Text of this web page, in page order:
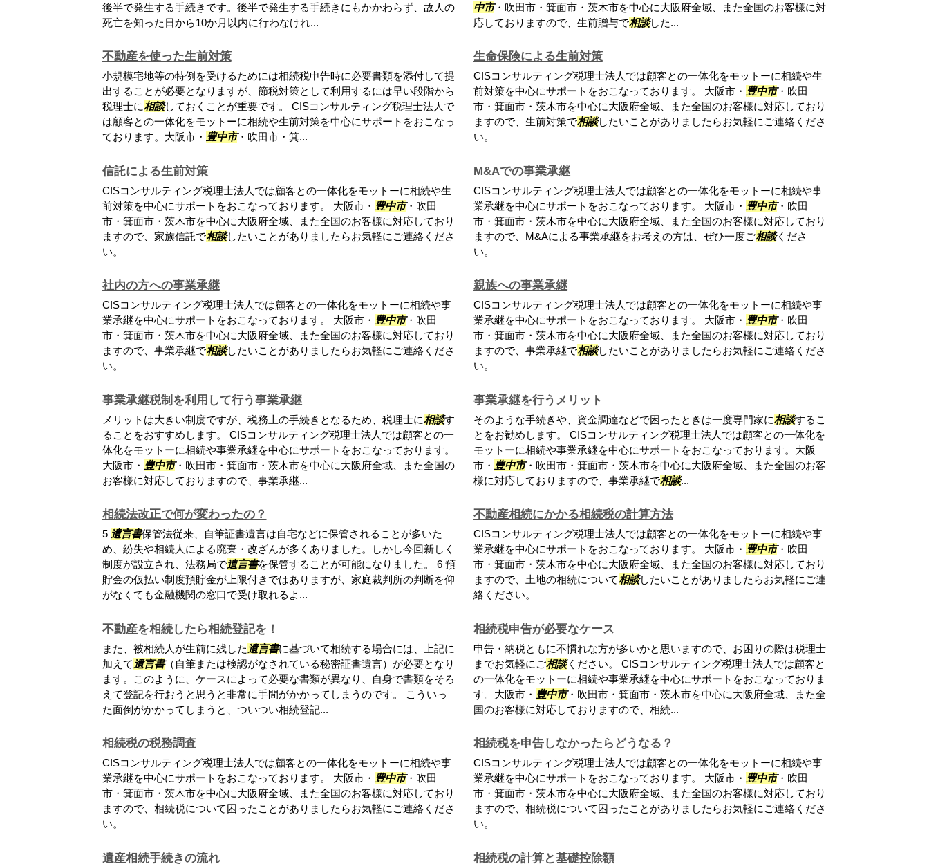
後半で発生する手続きです。後半で発生する手続きにもかかわらず、故人の
死亡を知った日から10か月以内に行わなけれ...
中市・吹田市・箕面市・茨木市を中心に大阪府全域、また全国のお客様に対
応しておりますので、生前贈与で相談した...
不動産を使った生前対策
小規模宅地等の特例を受けるためには相続税申告時に必要書類を添付して提
出することが必要となりますが、節税対策として利用するには早い段階から
税理士に相談しておくことが重要です。 CISコンサルティング税理士法人で
は顧客との一体化をモットーに相続や生前対策を中心にサポートをおこなっ
ております。大阪市・ 豊中市・吹田市・箕...
生命保険による生前対策
CISコンサルティング税理士法人では顧客との一体化をモットーに相続や生
前対策を中心にサポートをおこなっております。 大阪市・ 豊中市・吹田
市・箕面市・茨木市を中心に大阪府全域、また全国のお客様に対応しており
ますので、生前対策で相談したいことがありましたらお気軽にご連絡くださ
い。
信託による生前対策
CISコンサルティング税理士法人では顧客との一体化をモットーに相続や生
前対策を中心にサポートをおこなっております。 大阪市・ 豊中市・吹田
市・箕面市・茨木市を中心に大阪府全域、また全国のお客様に対応しており
ますので、家族信託で相談したいことがありましたらお気軽にご連絡くださ
い。
M&Aでの事業承継
CISコンサルティング税理士法人では顧客との一体化をモットーに相続や事
業承継を中心にサポートをおこなっております。 大阪市・ 豊中市・吹田
市・箕面市・茨木市を中心に大阪府全域、また全国のお客様に対応しており
ますので、M&Aによる事業承継をお考えの方は、ぜひ一度ご相談くださ
い。
社内の方への事業承継
CISコンサルティング税理士法人では顧客との一体化をモットーに相続や事
業承継を中心にサポートをおこなっております。 大阪市・ 豊中市・吹田
市・箕面市・茨木市を中心に大阪府全域、また全国のお客様に対応しており
ますので、事業承継で相談したいことがありましたらお気軽にご連絡くださ
い。
親族への事業承継
CISコンサルティング税理士法人では顧客との一体化をモットーに相続や事
業承継を中心にサポートをおこなっております。 大阪市・ 豊中市・吹田
市・箕面市・茨木市を中心に大阪府全域、また全国のお客様に対応しており
ますので、事業承継で相談したいことがありましたらお気軽にご連絡くださ
い。
事業承継税制を利用して行う事業承継
メリットは大きい制度ですが、税務上の手続きとなるため、税理士に相談す
ることをおすすめします。 CISコンサルティング税理士法人では顧客との一
体化をモットーに相続や事業承継を中心にサポートをおこなっております。
大阪市・ 豊中市・吹田市・箕面市・茨木市を中心に大阪府全域、また全国の
お客様に対応しておりますので、事業承継...
事業承継を行うメリット
そのような手続きや、資金調達などで困ったときは一度専門家に相談するこ
とをお勧めします。 CISコンサルティング税理士法人では顧客との一体化を
モットーに相続や事業承継を中心にサポートをおこなっております。大阪
市・ 豊中市・吹田市・箕面市・茨木市を中心に大阪府全域、また全国のお客
様に対応しておりますので、事業承継で相談...
相続法改正で何が変わったの？
5 遺言書保管法従来、自筆証書遺言は自宅などに保管されることが多いた
め、紛失や相続人による廃棄・改ざんが多くありました。しかし今回新しく
制度が設立され、法務局で遺言書を保管することが可能になりました。 6 預
貯金の仮払い制度預貯金が上限付きではありますが、家庭裁判所の判断を仰
がなくても金融機関の窓口で受け取れるよ...
不動産相続にかかる相続税の計算方法
CISコンサルティング税理士法人では顧客との一体化をモットーに相続や事
業承継を中心にサポートをおこなっております。 大阪市・ 豊中市・吹田
市・箕面市・茨木市を中心に大阪府全域、また全国のお客様に対応しており
ますので、土地の相続について相談したいことがありましたらお気軽にご連
絡ください。
不動産を相続したら相続登記を！
また、被相続人が生前に残した 遺言書に基づいて相続する場合には、上記に
加えて 遺言書（自筆または検認がなされている秘密証書遺言）が必要となり
ます。このように、ケースによって必要な書類が異なり、自身で書類をそろ
えて登記を行おうと思うと非常に手間がかかってしまうのです。 こういっ
た面倒がかかってしまうと、ついつい相続登記...
相続税申告が必要なケース
申告・納税ともに不慣れな方が多いかと思いますので、お困りの際は税理士
までお気軽にご相談ください。 CISコンサルティング税理士法人では顧客と
の一体化をモットーに相続や事業承継を中心にサポートをおこなっておりま
す。大阪市・ 豊中市・吹田市・箕面市・茨木市を中心に大阪府全域、また全
国のお客様に対応しておりますので、相続...
相続税の税務調査
CISコンサルティング税理士法人では顧客との一体化をモットーに相続や事
業承継を中心にサポートをおこなっております。 大阪市・ 豊中市・吹田
市・箕面市・茨木市を中心に大阪府全域、また全国のお客様に対応しており
ますので、相続税について困ったことがありましたらお気軽にご連絡くださ
い。
相続税を申告しなかったらどうなる？
CISコンサルティング税理士法人では顧客との一体化をモットーに相続や事
業承継を中心にサポートをおこなっております。 大阪市・ 豊中市・吹田
市・箕面市・茨木市を中心に大阪府全域、また全国のお客様に対応しており
ますので、相続税について困ったことがありましたらお気軽にご連絡くださ
い。
遺産相続手続きの流れ 相続税の計算と基礎控除額